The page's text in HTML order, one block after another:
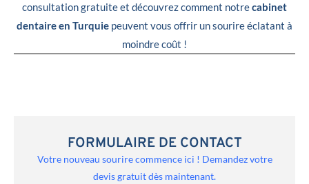
consultation gratuite et découvrez comment notrecabinet
dentaire en Turquie peuvent vous offrir un sourire éclatant à
moindre coût !
FORMULAIRE DE CONTACT
Votre nouveau sourire commence ici ! Demandez votre
devis gratuit dès maintenant.